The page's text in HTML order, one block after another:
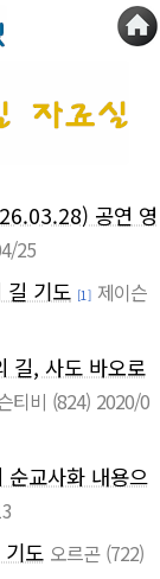
공연 영
25
길 기도 [1] 제이슨
길, 사도 바오로
티비 (824) 2020/0
교사화 내용으
도 오르곤 (722)